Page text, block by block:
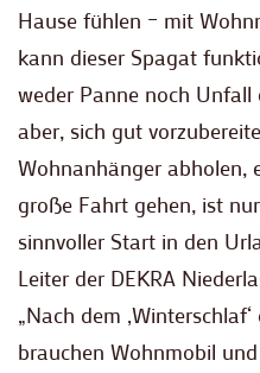
Hause fühlen – mit
kann dieser Spagat
weder Panne noch
aber, sich gut
Wohnanhänger abholen,
große Fahrt gehen, ist
sinnvoller Start in den
Leiter der DEKRA
„Nach dem
brauchen Wohnmobil